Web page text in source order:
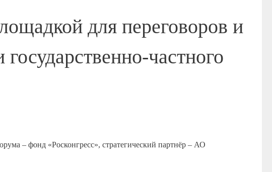
для переговоров и
частного
– фонд «Росконгресс», стратегический партнёр – АО